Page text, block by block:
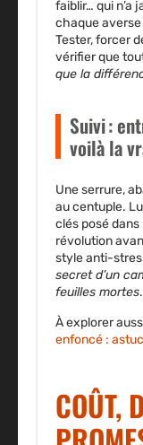
faiblir… qui n’a
chaque averse
Tester, forcer
vérifier que
que la
Suivi :
voilà la
Une serrure,
au centuple.
clés posé
révolution
style anti-
secret d’un
feuilles mortes.
À explorer
enfoncé :
COÛT,